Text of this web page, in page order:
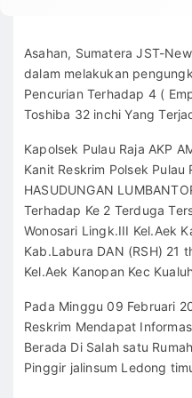
Asahan, Sumatera JST-
dalam melakukan
Pencurian Terhadap 4 (
Toshiba 32 inchi Yang
Kapolsek Pulau Raja AKP
Kanit Reskrim Polsek Pulau
HASUDUNGAN
Terhadap Ke 2 Terduga
Wonosari Lingk.III Kel.Aek
Kab.Labura DAN (RSH) 21
Kel.Aek Kanopan Kec
Pada Minggu 09 Februari
Reskrim Mendapat
Berada Di Salah satu
Pinggir jalinsum Ledong